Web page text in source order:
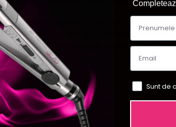
ingrijirea parului cret si ondulat, fiind
reducerea frizz-ului
rezultate profesionale bucle
originale.
Sunt de